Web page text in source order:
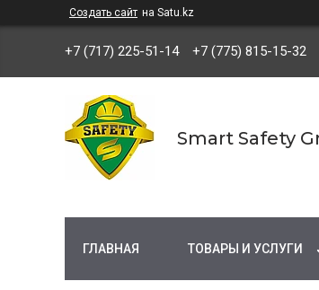
Создать сайт на Satu.kz
+7 (717) 225-51-14 +7 (775) 815-15-32
Smart Safety
ГЛАВНАЯ ТОВАРЫ И УСЛУГИ